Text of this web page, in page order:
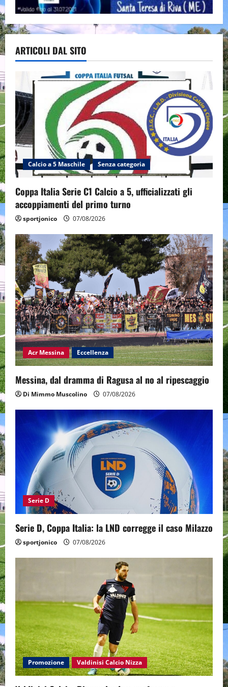
ARTICOLI DAL SITO
Calcio a 5 Maschile Senza categoria
Coppa Italia Serie C1 Calcio a 5, ufficializzati gli
accoppiamenti del primo turno
sportjonico 07/08/2026
Acr Messina Eccellenza
Messina, dal dramma di Ragusa al no al ripescaggio
Di Mimmo Muscolino 07/08/2026
Serie D
Serie D, Coppa Italia: la LND corregge il caso Milazzo
sportjonico 07/08/2026
Promozione Valdinisi Calcio Nizza